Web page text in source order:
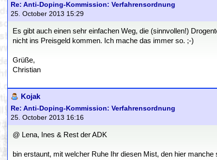
Re: Anti-Doping-Kommission: Verfahrensordnung
25. October 2013 15:29
Es gibt auch einen sehr einfachen Weg, die (sinnvollen!)
nicht ins Preisgeld kommen. Ich mache das immer so. ;-)
Grüße,
Christian
Kojak
Re: Anti-Doping-Kommission: Verfahrensordnung
25. October 2013 16:16
@ Lena, Ines & Rest der ADK
bin erstaunt, mit welcher Ruhe Ihr diesen Mist, den hier